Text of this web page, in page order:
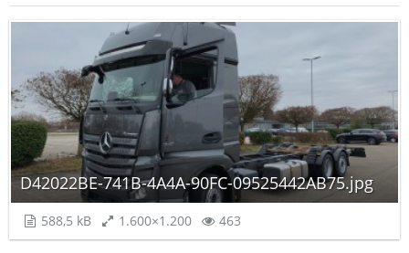
D42022BE-741B-4A4A-90FC-09525442AB75.jpg
588,5 kB 1.600×1.200 463